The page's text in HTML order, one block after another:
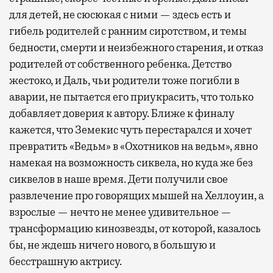
для детей, не сюсюкая с ними — здесь есть и
гибель родителей с ранним сиротством, и темы
бедности, смерти и неизбежного старения, и отказ
родителей от собственного ребенка. Детство
жестоко, и Даль, чьи родители тоже погибли в
аварии, не пытается его приукрасить, что только
добавляет доверия к автору. Ближе к финалу
кажется, что Земекис чуть перестарался и хочет
превратить «Ведьм» в «Охотников на ведьм», явно
намекая на возможность сиквела, но куда же без
сиквелов в наше время. Дети получили свое
развлечение про говорящих мышей на Хеллоуин, а
взрослые — нечто не менее удивительное —
трансформацию кинозвезды, от которой, казалось
бы, не ждешь ничего нового, в большую и
бесстрашную актрису.